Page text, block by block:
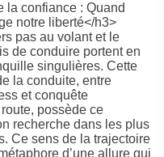
la confiance : Quand
notre liberté</h3>
pas au volant et le
de conduire portent en
singulières. Cette
la conduite, entre
et conquête
possède ce
recherche dans les plus
Ce sens de la trajectoire
d’une allure qui